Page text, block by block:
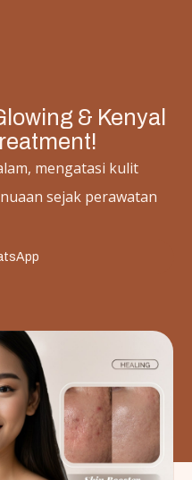
& Kenyal
mengatasi kulit
sejak perawatan